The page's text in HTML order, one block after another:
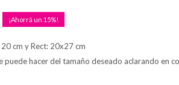
15
cm y Rect: 20x27 cm
puede hacer del tamaño deseado aclarando en